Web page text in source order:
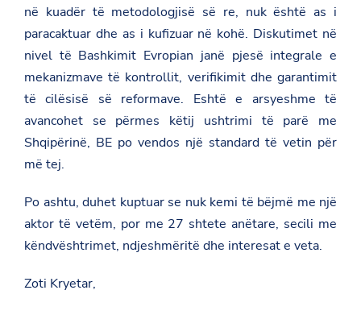
në kuadër të metodologjisë së re, nuk është as i
paracaktuar dhe as i kufizuar në kohë. Diskutimet në
nivel të Bashkimit Evropian janë pjesë integrale e
mekanizmave të kontrollit, verifikimit dhe garantimit
të cilësisë së reformave. Eshtë e arsyeshme të
avancohet se përmes këtij ushtrimi të parë me
Shqipërinë, BE po vendos një standard të vetin për
më tej.
Po ashtu, duhet kuptuar se nuk kemi të bëjmë me një
aktor të vetëm, por me 27 shtete anëtare, secili me
këndvështrimet, ndjeshmëritë dhe interesat e veta.
Zoti Kryetar,
y
e
/
n
w
s
o
f
a